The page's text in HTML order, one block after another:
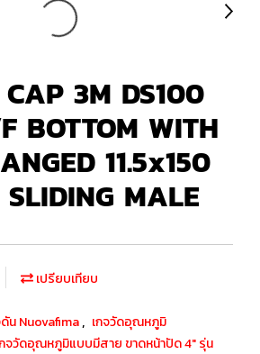
3M DS100
BOTTOM WITH
11.5x150
MALE
เปรียบเทียบ
น Nuovafima, เกจวัดอุณหภูมิ
จวัดอุณหภูมิแบบมีสาย ขาดหน้าปัด 4" รุ่น